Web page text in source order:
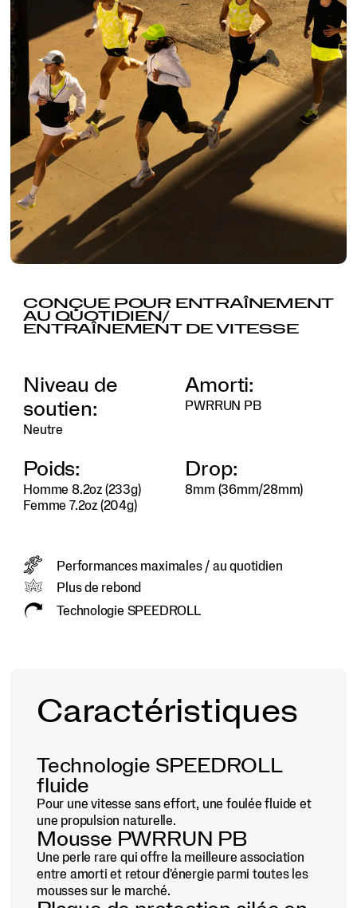
REGARDER LA VIDÉO
CONÇUE POUR ENTRAÎNEMENT
AU QUOTIDIEN/
ENTRAÎNEMENT DE VITESSE
Niveau de
soutien:
Neutre
Amorti:
PWRRUN PB
Poids:
Homme 8.2oz (233g)
Femme 7.2oz (204g)
Drop:
8mm (36mm/28mm)
Performances maximales / au quotidien
Plus de rebond
Technologie SPEEDROLL
Caractéristiques
Technologie SPEEDROLL
fluide
Pour une vitesse sans effort, une foulée fluide et
une propulsion naturelle.
Mousse PWRRUN PB
Une perle rare qui offre la meilleure association
entre amorti et retour d'énergie parmi toutes les
mousses sur le marché.